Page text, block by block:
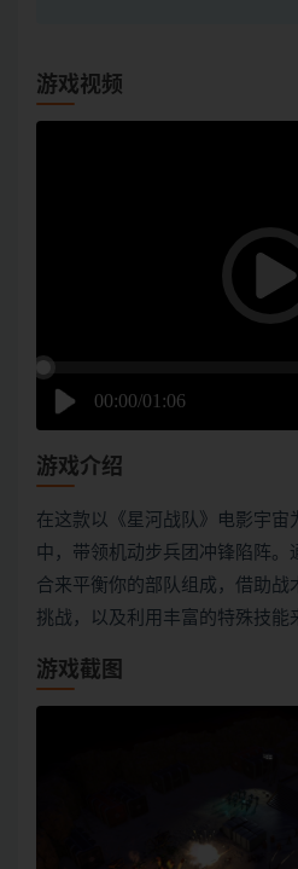
游戏视频
游戏介绍
在这款以《星河战队》电影宇宙
中，带领机动步兵团冲锋陷阵。
合来平衡你的部队组成，借助战
挑战，以及利用丰富的特殊技能
游戏截图